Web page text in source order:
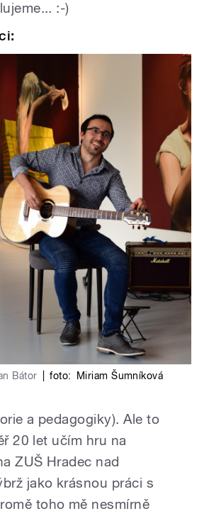
:-)
Bátor foto: Miriam Šumníková
a pedagogiky). Ale to
20 let učím hru na
ZUŠ Hradec nad
jako krásnou práci s
toho mě nesmírně